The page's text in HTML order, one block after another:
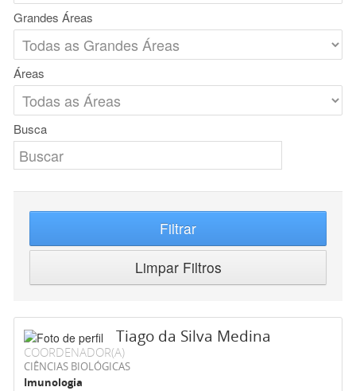
Grandes Áreas
Áreas
Busca
Filtrar
Limpar Filtros
Tiago da Silva Medina
COORDENADOR(A)
CIÊNCIAS BIOLÓGICAS
Imunologia